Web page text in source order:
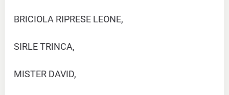
BRICIOLA RIPRESE LEONE,
SIRLE TRINCA,
MISTER DAVID,